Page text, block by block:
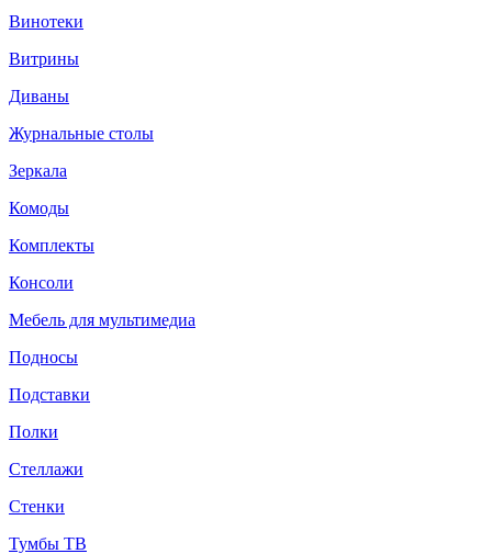
Винотеки
Витрины
Диваны
Журнальные столы
Зеркала
Комоды
Комплекты
Консоли
Мебель для мультимедиа
Подносы
Подставки
Полки
Стеллажи
Стенки
Тумбы ТВ